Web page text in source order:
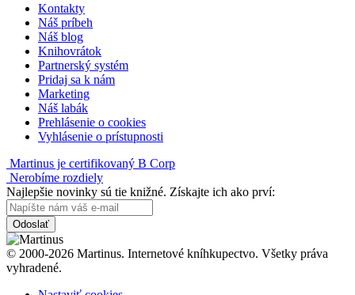
Kontakty
Náš príbeh
Náš blog
Knihovrátok
Partnerský systém
Pridaj sa k nám
Marketing
Náš labák
Prehlásenie o cookies
Vyhlásenie o prístupnosti
Martinus je certifikovaný B Corp
Nerobíme rozdiely
Najlepšie novinky sú tie knižné. Získajte ich ako prví:
Odoslať
© 2000-2026 Martinus. Internetové kníhkupectvo. Všetky práva
vyhradené.